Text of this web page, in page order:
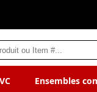
Ensembles